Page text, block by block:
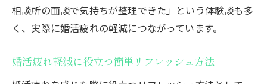
相談所の面談で気持ちが整理できた」という体験談も多
く、実際に婚活疲れの軽減につながっています。
婚活疲れ軽減に役立つ簡単リフレッシュ方法